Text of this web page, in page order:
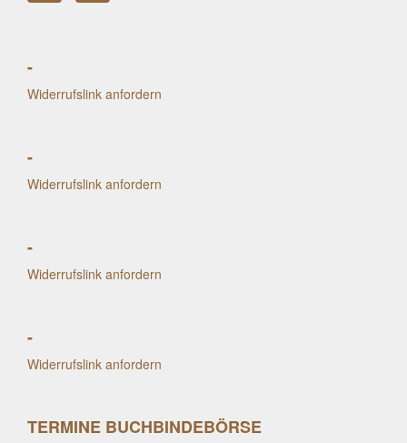
-
Widerrufslink anfordern
-
Widerrufslink anfordern
-
Widerrufslink anfordern
-
Widerrufslink anfordern
TERMINE BUCHBINDEBÖRSE